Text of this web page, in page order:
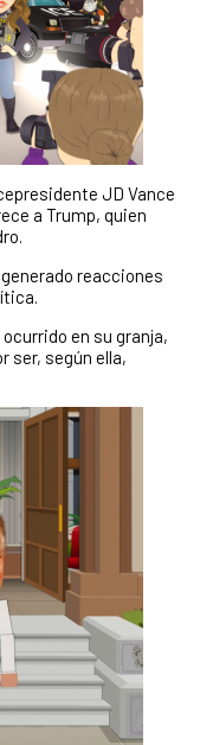
JD Vance
a Trump, quien
reacciones
en su granja,
ser, según ella,